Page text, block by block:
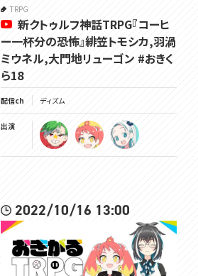
TRPG
新クトゥルフ神話TRPG『コーヒ
ー一杯分の恐怖』緋笠トモシカ,羽渦
ミウネル,大門地リューゴン #おきく
ら18
配信ch ディズム
出演
2022/10/16 13:00